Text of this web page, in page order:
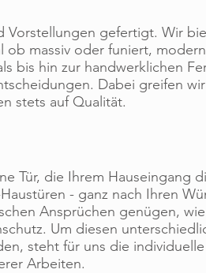
Vorstellungen gefertigt. Wir
ob massiv oder funiert,
bis hin zur handwerklichen
Dabei greifen
stets auf Qualität.
Tür, die Ihrem Hauseingang
- ganz nach Ihren
Ansprüchen genügen, wie
Um diesen
steht für uns die
Arbeiten.